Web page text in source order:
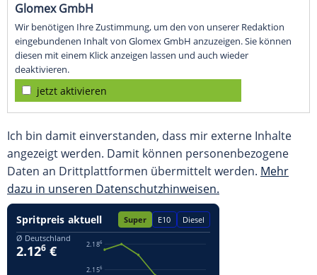
Glomex GmbH
Wir benötigen Ihre Zustimmung, um den von unserer Redaktion
eingebundenen Inhalt von Glomex GmbH anzuzeigen. Sie können
diesen mit einem Klick anzeigen lassen und auch wieder
deaktivieren.
jetzt aktivieren
Ich bin damit einverstanden, dass mir externe Inhalte
angezeigt werden. Damit können personenbezogene
Daten an Drittplattformen übermittelt werden. Mehr
dazu in unseren Datenschutzhinweisen.